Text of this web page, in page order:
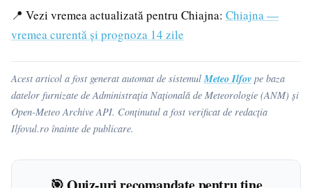
📍 Vezi vremea actualizată pentru Chiajna: Chiajna —
vremea curentă și prognoza 14 zile
Acest articol a fost generat automat de sistemulMeteo Ilfov pe baza
datelor furnizate de Administrația Națională de Meteorologie (ANM) și
Open-Meteo Archive API. Conținutul a fost verificat de redacția
Ilfovul.ro înainte de publicare.